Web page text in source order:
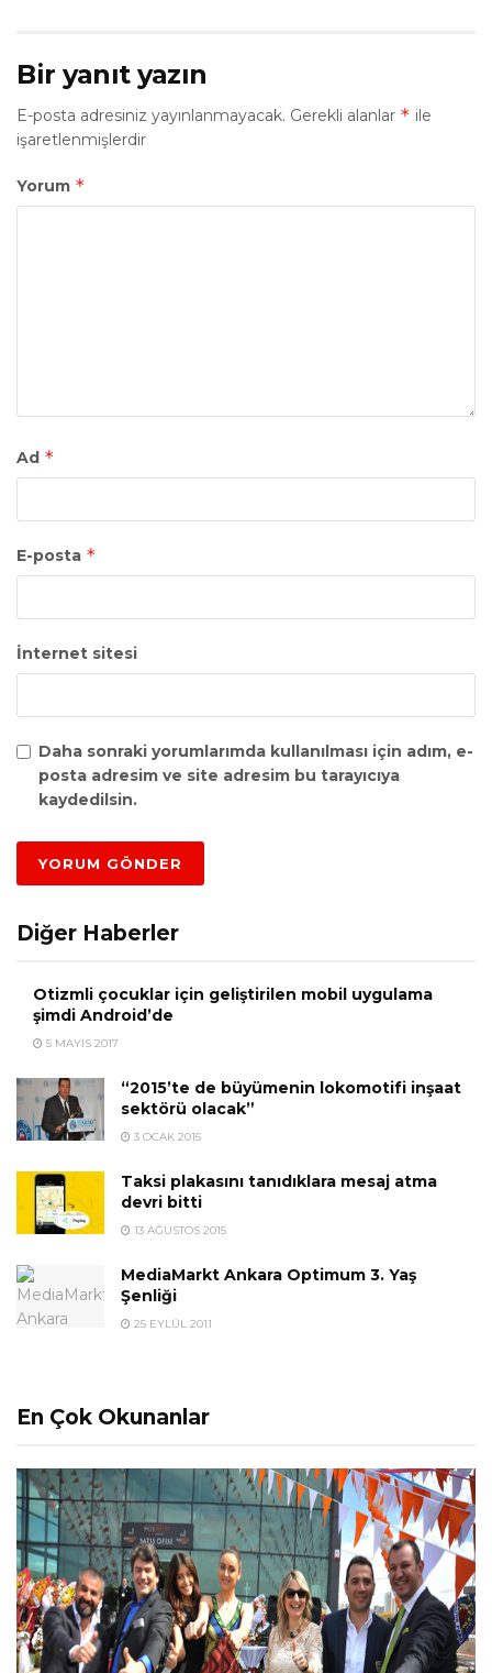
Bir yanıt yazın
E-posta adresiniz yayınlanmayacak. Gerekli alanlar * ile
işaretlenmişlerdir
Yorum *
Ad *
E-posta *
İnternet sitesi
Daha sonraki yorumlarımda kullanılması için adım, e-
posta adresim ve site adresim bu tarayıcıya
kaydedilsin.
Diğer Haberler
Otizmli çocuklar için geliştirilen mobil uygulama
şimdi Android’de
5 MAYIS 2017
“2015’te de büyümenin lokomotifi inşaat
sektörü olacak”
3 OCAK 2015
Taksi plakasını tanıdıklara mesaj atma
devri bitti
13 AĞUSTOS 2015
MediaMarkt Ankara Optimum 3. Yaş
Şenliği
25 EYLÜL 2011
En Çok Okunanlar